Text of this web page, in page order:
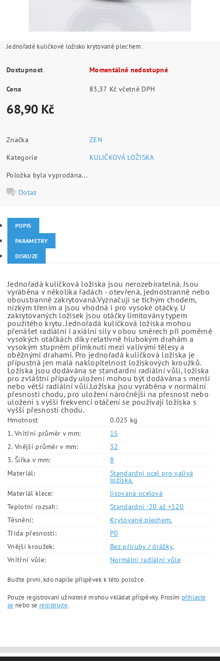
Jednořadé kuličkové ložisko krytované plechem.
Dostupnost Momentálně nedostupné
Cena 83,37 Kč včetně DPH
68,90 Kč
Značka
ZEN
Kategorie
KULIČKOVÁ LOŽISKA
Položka byla vyprodána...
Dotaz
POPIS
PARAMETRY
DISKUZE
Jednořadá kuličková ložiska jsou nerozebíratelná. Jsou
vyráběna v několika řadách - otevřená, jednostranně nebo
oboustranně zakrytovaná.Vyznačují se tichým chodem,
nízkým třením a jsou vhodná i pro vysoké otáčky. U
zakrytovaných ložisek jsou otáčky limitovány typem
použitého krytu. Jednořadá kuličková ložiska mohou
přenášet radiální i axiální síly v obou směrech při poměrně
vysokých otáčkách díky relativně hlubokým drahám a
vysokým stupněm přimknutí mezi valivými tělesy a
oběžnými drahami. Pro jednořadá kuličková ložiska je
přípustná jen malá naklopitelnost ložiskových kroužků.
Ložiska jsou dodávána se standardní radiální vůlí, ložiska
pro zvláštní případy uložení mohou být dodávána s menší
nebo větší radiální vůlí.Ložiska jsou vyráběna v normální
přesnosti chodu, pro uložení náročnější na přesnost nebo
uložení s vyšší frekvencí otáčení se používají ložiska s
vyšší přesností chodu.
Hmotnost
0.025 kg
1. Vnitřní průměr v mm:
15
2. Vnější průměr v mm:
32
3. Šířka v mm:
8
Materiál:
Standardní ocel pro valivá
ložiska.
Materiál klece:
lisovaná ocelová
Teplotní rozsah:
Standardní -20 až +120
Těsnění:
Krytované plechem.
Třída přesnosti:
P0
Vnější kroužek:
Bez příruby / drážky.
Vnitřní vůle:
Normální radiální vůle
Buďte první, kdo napíše příspěvek k této položce.
Pouze registrovaní uživatelé mohou vkládat příspěvky. Prosím přihlaste
se nebo se registrujte.